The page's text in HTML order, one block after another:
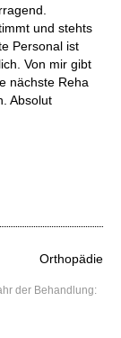
und stehts
Personal ist
Von mir gibt
nächste Reha
Absolut
Orthopädie
der Behandlung: